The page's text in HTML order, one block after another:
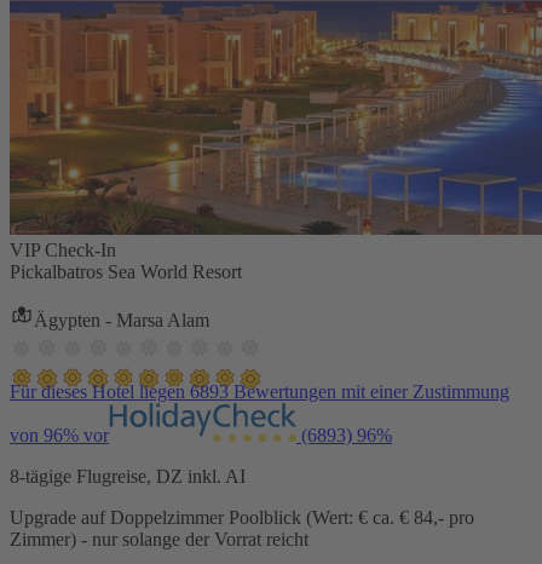
VIP Check-In
Pickalbatros Sea World Resort
Ägypten - Marsa Alam
Für dieses Hotel liegen 6893 Bewertungen mit einer Zustimmung
von 96% vor (6893) 96%
8-tägige Flugreise, DZ inkl. AI
Upgrade auf Doppelzimmer Poolblick (Wert: € ca. € 84,- pro
Zimmer) - nur solange der Vorrat reicht